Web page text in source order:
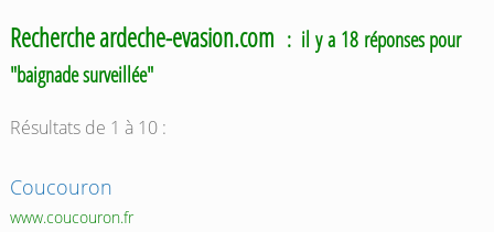
Recherche ardeche-evasion.com : il y a 18 réponses pour
"baignade surveillée"
Résultats de 1 à 10 :
Coucouron
www.coucouron.fr